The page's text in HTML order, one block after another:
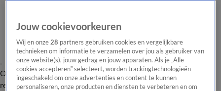
Overzicht Laatste nieuws Regionieuws Het beste van Hart
Tip de
redactie
Jouw cookievoorkeuren
Wij en onze28 partners gebruiken cookies en vergelijkbare
technieken om informatie te verzamelen over jou als gebruiker van
onze website(s), jouw gedrag en jouw apparaten. Als je „Alle
cookies accepteren” selecteert, worden trackingtechnologieën
ingeschakeld om onze advertenties en content te kunnen
personaliseren, onze producten en diensten te verbeteren en om